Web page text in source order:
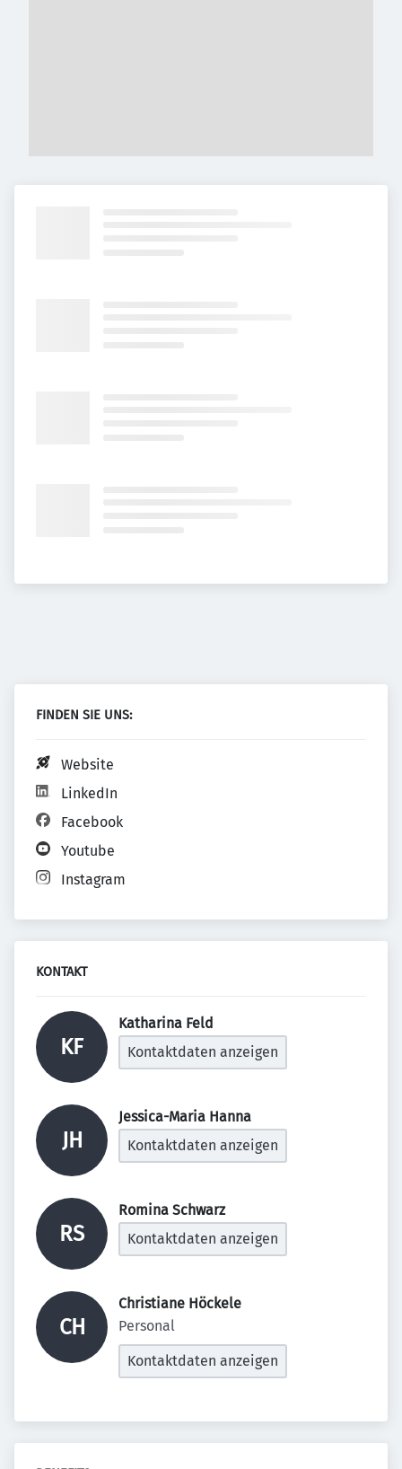
FINDEN SIE UNS:
Website
LinkedIn
Facebook
Youtube
Instagram
KONTAKT
KF
Katharina Feld
Kontaktdaten anzeigen
JH
Jessica-Maria Hanna
Kontaktdaten anzeigen
RS
Romina Schwarz
Kontaktdaten anzeigen
CH
Christiane Höckele
Personal
Kontaktdaten anzeigen